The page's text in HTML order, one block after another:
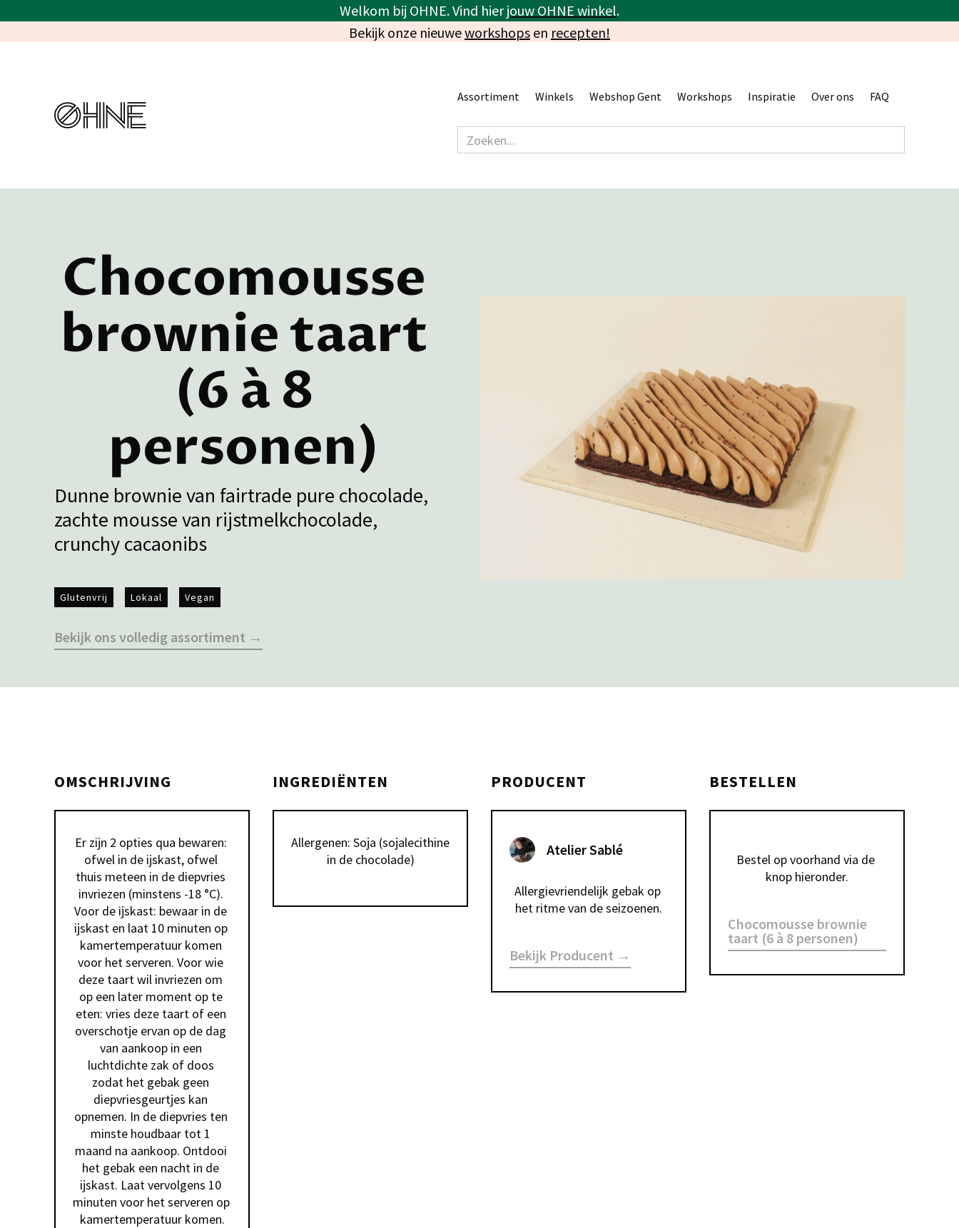
Welkom bij OHNE. Vind hierjouw OHNE winkel.
Bekijk onze nieuweworkshops en recepten!
Assortiment Winkels Webshop Gent Workshops Inspiratie Over ons FAQ
Chocomousse
brownie taart
(6 à 8
personen)
Dunne brownie van fairtrade pure chocolade,
zachte mousse van rijstmelkchocolade,
crunchy cacaonibs
Glutenvrij Lokaal Vegan
Bekijk ons volledig assortiment →
OMSCHRIJVING
Er zijn 2 opties qua bewaren:
ofwel in de ijskast, ofwel
thuis meteen in de diepvries
invriezen (minstens -18 °C).
Voor de ijskast: bewaar in de
ijskast en laat 10 minuten op
kamertemperatuur komen
voor het serveren. Voor wie
deze taart wil invriezen om
op een later moment op te
eten: vries deze taart of een
overschotje ervan op de dag
van aankoop in een
luchtdichte zak of doos
zodat het gebak geen
diepvriesgeurtjes kan
opnemen. In de diepvries ten
minste houdbaar tot 1
maand na aankoop. Ontdooi
het gebak een nacht in de
ijskast. Laat vervolgens 10
minuten voor het serveren op
kamertemperatuur komen.
INGREDIËNTEN
Allergenen: Soja (sojalecithine
in de chocolade)
PRODUCENT
Atelier Sablé
Allergievriendelijk gebak op
het ritme van de seizoenen.
Bekijk Producent →
BESTELLEN
Bestel op voorhand via de
knop hieronder.
Chocomousse brownie
taart (6 à 8 personen)